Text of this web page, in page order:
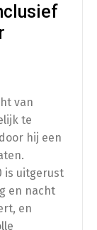
van
te
hij een
is uitgerust
en nacht
en